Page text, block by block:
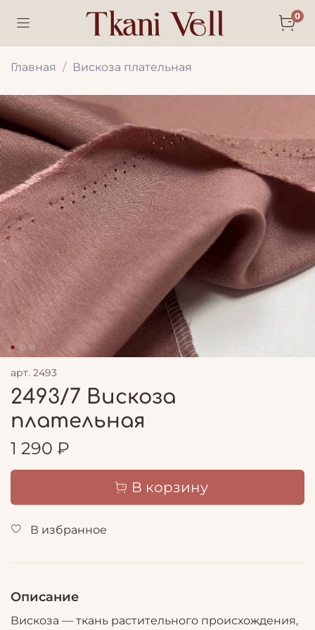
0
Главная Вискоза плательная
арт. 2493
2493/7 Вискоза
плательная
1 290 ₽
В корзину
В избранное
Описание
Вискоза — ткань растительного происхождения,